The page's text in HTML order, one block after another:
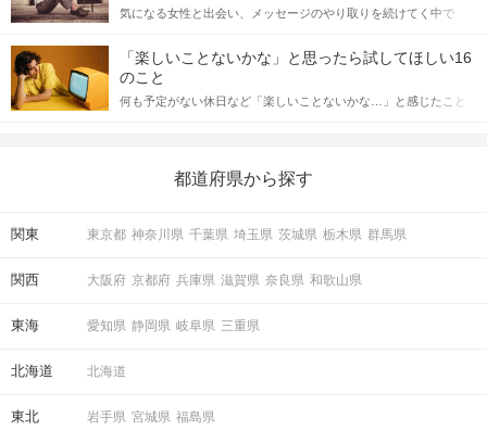
【集合場所】
愛知県名古屋市中区栄３丁目１３−１南呉服町ビル
3F
【HARRY WOOD 店舗入口】
①公式アプリのダウンロード
※上記①②が完了していない場合、
お電話での問い合わせ窓口はございません。
公共交通機関の延着時や道に迷われた場合も同様ですので、
記事では、女性が話しかけて欲しい時に出すサインとその心理を
合にどのような行動に繋げるべきかをご紹介していきます。
気になる女性と出会い、メッセージのやり取りを続けてく中で
しかし、中には「どう誘ったらいいの？」とお困りの男性もいら
っしゃるのではないでしょうか。 そこで今回は、男性から女性へ
送るLINEでのデートの誘い方のコツをご紹介します。例文も混じ
えながら解説するので、ぜひ参考にしてください。
「楽しいことないかな」と思ったら試してほしい16
のこと
何も予定がない休日など「楽しいことないかな…」と感じたこと
の楽しいことアイデアを集めました♪ いままさに楽しいことを探し
都道府県から探す
関東 東京都 神奈川県 千葉県 埼玉県 茨城県 栃木県 群馬県
関西 大阪府 京都府 兵庫県 滋賀県 奈良県 和歌山県
東海 愛知県 静岡県 岐阜県 三重県
北海道 北海道
東北 岩手県 宮城県 福島県